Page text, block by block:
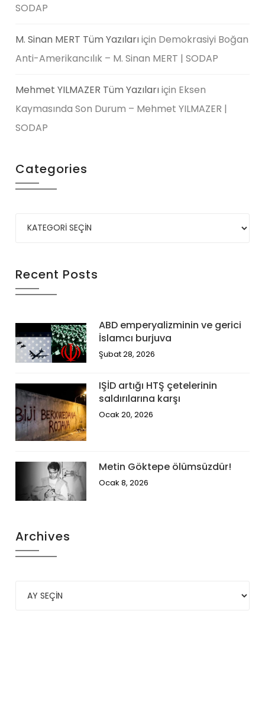
SODAP
M. Sinan MERT Tüm Yazılarıiçin Demokrasiyi Boğan
Anti-Amerikancılık – M. Sinan MERT | SODAP
Mehmet YILMAZER Tüm Yazılarıiçin Eksen
Kaymasında Son Durum – Mehmet YILMAZER |
SODAP
Categories
Recent Posts
ABD emperyalizminin ve gerici
İslamcı burjuva
Şubat 28, 2026
IŞİD artığı HTŞ çetelerinin
saldırılarına karşı
Ocak 20, 2026
Metin Göktepe ölümsüzdür!
Ocak 8, 2026
Archives